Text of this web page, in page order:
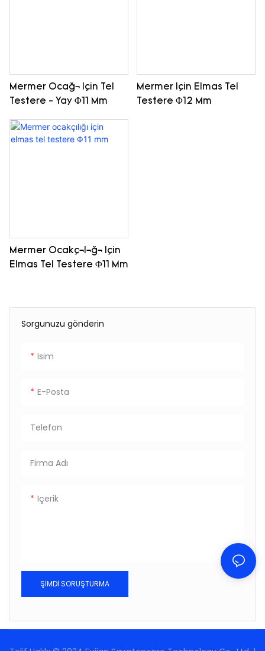
Sorgunuzu gönderin
Isim
E-Posta
Telefon
Firma Adı
Içerik
ŞIMDI SORUŞTURMA
Mermer Ocağı Için Tel
Testere - Yay Φ11 Mm
Mermer Için Elmas Tel
Testere Φ12 Mm
Mermer Ocakçılığı Için
Elmas Tel Testere Φ11 Mm